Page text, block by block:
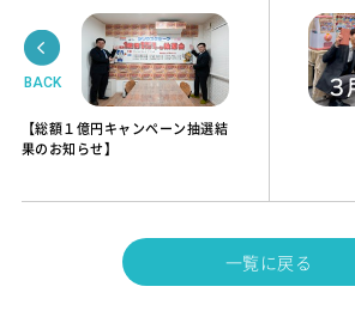
BACK
【総額１億円キャンペーン抽選結
果のお知らせ】
一覧に戻る